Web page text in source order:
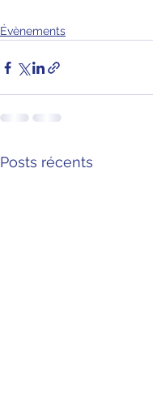
Évènements
Posts récents